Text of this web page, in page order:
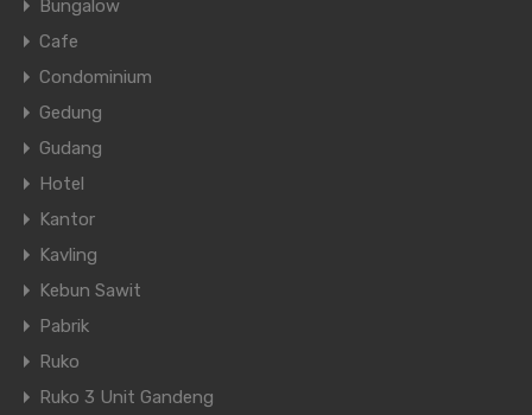
Bungalow
Cafe
Condominium
Gedung
Gudang
Hotel
Kantor
Kavling
Kebun Sawit
Pabrik
Ruko
Ruko 3 Unit Gandeng